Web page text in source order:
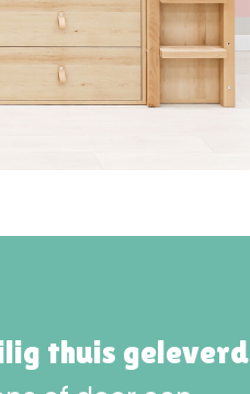
thuis geleverd